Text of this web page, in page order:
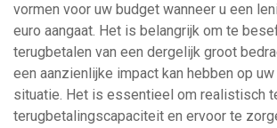
vormen voor uw budget wanneer u een
euro aangaat. Het is belangrijk om te
terugbetalen van een dergelijk groot
een aanzienlijke impact kan hebben op
situatie. Het is essentieel om realistisch
terugbetalingscapaciteit en ervoor te